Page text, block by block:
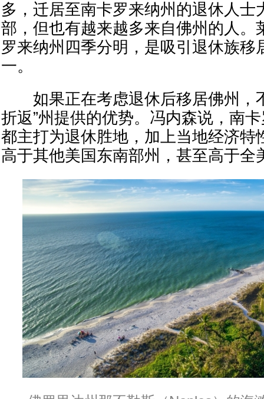
多，迁居至南卡罗来纳州的退休人士
部，但也有越来越多来自佛州的人。
罗来纳州四季分明，是吸引退休族移
一。
如果正在考虑退休后移居佛州，
折返”州提供的优势。冯内森说，南
都主打为退休胜地，加上当地经济特
高于其他美国东南部州，甚至高于全